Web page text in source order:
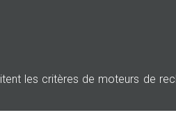
les critères de moteurs de